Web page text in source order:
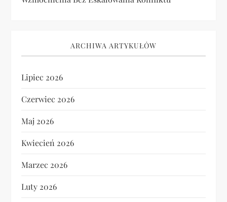
ARCHIWA ARTYKUŁÓW
Lipiec 2026
Czerwiec 2026
Maj 2026
Kwiecień 2026
Marzec 2026
Luty 2026